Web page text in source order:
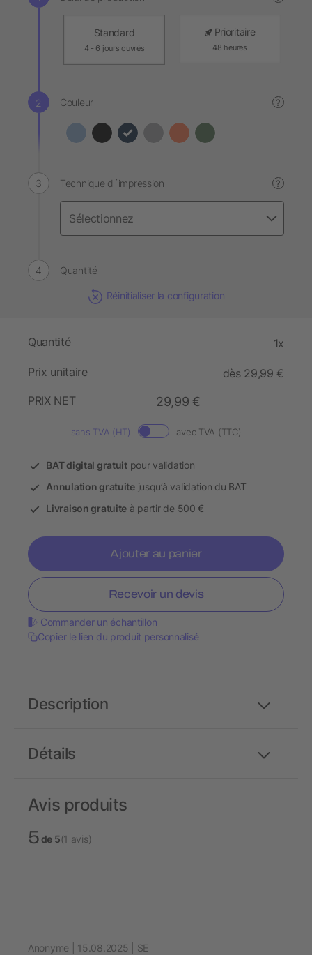
Standard
4 - 6 jours ouvrés
Prioritaire
48 heures
Couleur ?
Technique d´impression ?
Quantité
Réinitialiser la configuration
Quantité 1x
Prix unitaire
dès 29,99 €
PRIX NET
29,99 €
sans TVA (HT) avec TVA (TTC)
BAT digital gratuitpour validation
Annulation gratuitejusqu’à validation du BAT
Livraison gratuite à partir de 500 €
Ajouter au panier
Recevoir un devis
Commander un échantillon
Copier le lien du produit personnalisé
Détails
Description
Avis produits
5de 5(1 avis)
Anonyme | 15.08.2025 | SE